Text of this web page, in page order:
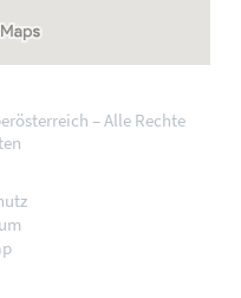
– Alle Rechte